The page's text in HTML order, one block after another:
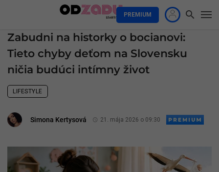
PREMIUM
Zabudni na historky o bocianovi:
Tieto chyby deťom na Slovensku
ničia budúci intímny život
LIFESTYLE
Simona Kertysová 21. mája 2026 o 09:30